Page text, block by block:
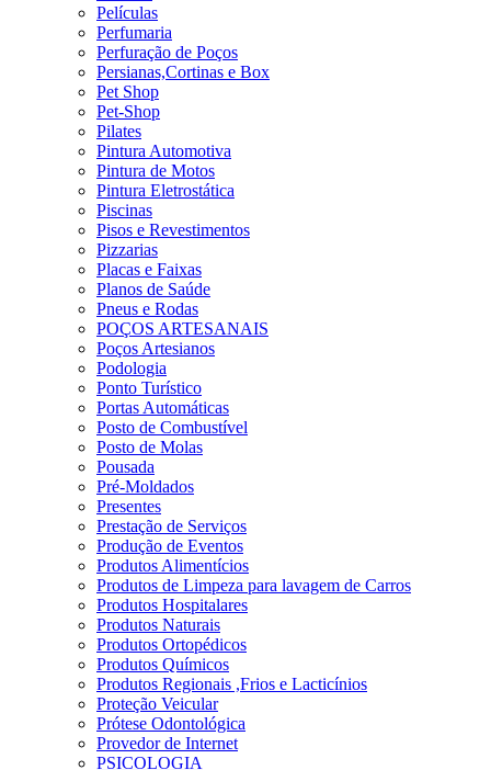
Películas
Perfumaria
Perfuração de Poços
Persianas,Cortinas e Box
Pet Shop
Pet-Shop
Pilates
Pintura Automotiva
Pintura de Motos
Pintura Eletrostática
Piscinas
Pisos e Revestimentos
Pizzarias
Placas e Faixas
Planos de Saúde
Pneus e Rodas
POÇOS ARTESANAIS
Poços Artesianos
Podologia
Ponto Turístico
Portas Automáticas
Posto de Combustível
Posto de Molas
Pousada
Pré-Moldados
Presentes
Prestação de Serviços
Produção de Eventos
Produtos Alimentícios
Produtos de Limpeza para lavagem de Carros
Produtos Hospitalares
Produtos Naturais
Produtos Ortopédicos
Produtos Químicos
Produtos Regionais ,Frios e Lacticínios
Proteção Veicular
Prótese Odontológica
Provedor de Internet
PSICOLOGIA